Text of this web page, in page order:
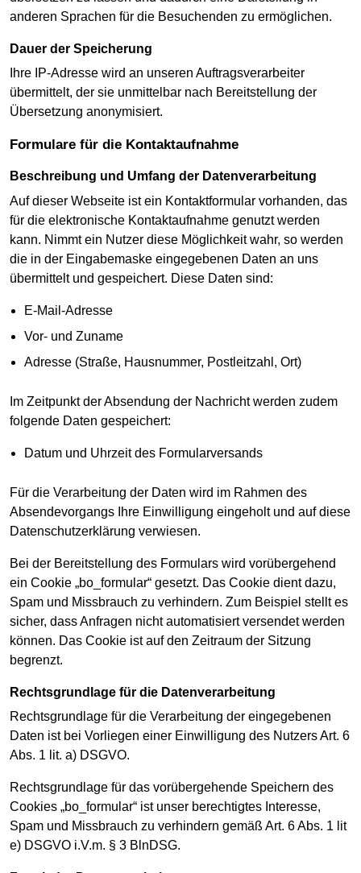
anderen Sprachen für die Besuchenden zu ermöglichen.
Dauer der Speicherung
Ihre IP-Adresse wird an unseren Auftragsverarbeiter
übermittelt, der sie unmittelbar nach Bereitstellung der
Übersetzung anonymisiert.
Formulare für die Kontaktaufnahme
Beschreibung und Umfang der Datenverarbeitung
Auf dieser Webseite ist ein Kontaktformular vorhanden, das
für die elektronische Kontaktaufnahme genutzt werden
kann. Nimmt ein Nutzer diese Möglichkeit wahr, so werden
die in der Eingabemaske eingegebenen Daten an uns
übermittelt und gespeichert. Diese Daten sind:
E-Mail-Adresse
Vor- und Zuname
Adresse (Straße, Hausnummer, Postleitzahl, Ort)
Im Zeitpunkt der Absendung der Nachricht werden zudem
folgende Daten gespeichert:
Datum und Uhrzeit des Formularversands
Für die Verarbeitung der Daten wird im Rahmen des
Absendevorgangs Ihre Einwilligung eingeholt und auf diese
Datenschutzerklärung verwiesen.
Bei der Bereitstellung des Formulars wird vorübergehend
ein Cookie „bo_formular“ gesetzt. Das Cookie dient dazu,
Spam und Missbrauch zu verhindern. Zum Beispiel stellt es
sicher, dass Anfragen nicht automatisiert versendet werden
können. Das Cookie ist auf den Zeitraum der Sitzung
begrenzt.
Rechtsgrundlage für die Datenverarbeitung
Rechtsgrundlage für die Verarbeitung der eingegebenen
Daten ist bei Vorliegen einer Einwilligung des Nutzers Art. 6
Abs. 1 lit. a) DSGVO.
Rechtsgrundlage für das vorübergehende Speichern des
Cookies „bo_formular“ ist unser berechtigtes Interesse,
Spam und Missbrauch zu verhindern gemäß Art. 6 Abs. 1 lit
e) DSGVO i.V.m. § 3 BlnDSG.